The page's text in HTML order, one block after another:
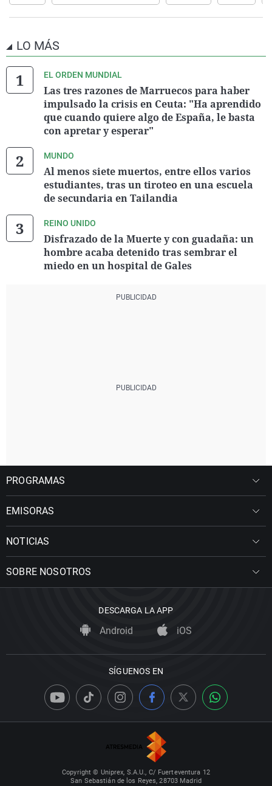
LO MÁS
EL ORDEN MUNDIAL
Las tres razones de Marruecos para haber
impulsado la crisis en Ceuta: "Ha aprendido
que cuando quiere algo de España, le basta
con apretar y esperar"
MUNDO
Al menos siete muertos, entre ellos varios
estudiantes, tras un tiroteo en una escuela
de secundaria en Tailandia
REINO UNIDO
Disfrazado de la Muerte y con guadaña: un
hombre acaba detenido tras sembrar el
miedo en un hospital de Gales
PROGRAMAS
EMISORAS
NOTICIAS
SOBRE NOSOTROS
DESCARGA LA APP
Android iOS
SÍGUENOS EN
Copyright © Uniprex, S.A.U., C/ Fuerteventura 12
San Sebastián de los Reyes, 28703 Madrid